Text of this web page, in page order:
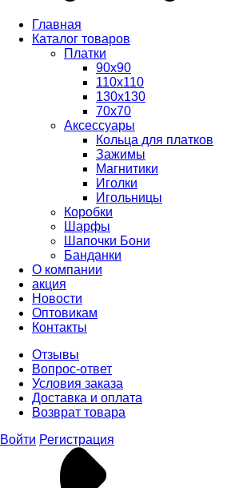
Главная
Каталог товаров
Платки
90x90
110x110
130x130
70х70
Аксессуары
Кольца для платков
Зажимы
Магнитики
Иголки
Игольницы
Коробки
Шарфы
Шапочки Бони
Банданки
О компании
акция
Новости
Оптовикам
Контакты
Отзывы
Вопрос-ответ
Условия заказа
Доставка и оплата
Возврат товара
Войти Регистрация